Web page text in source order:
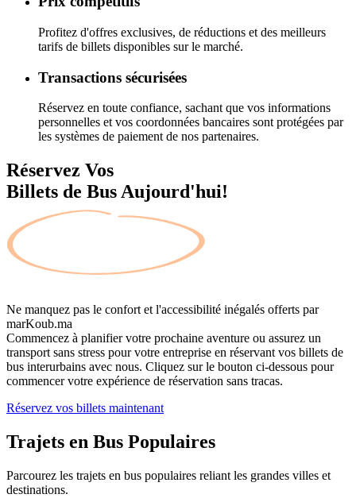
Profitez d'offres exclusives, de réductions et des meilleurs
tarifs de billets disponibles sur le marché.
Transactions sécurisées
Réservez en toute confiance, sachant que vos informations
personnelles et vos coordonnées bancaires sont protégées par
les systèmes de paiement de nos partenaires.
Réservez Vos
Billets de Bus Aujourd'hui!
Ne manquez pas le confort et l'accessibilité inégalés offerts par
marKoub.ma
Commencez à planifier votre prochaine aventure ou assurez un
transport sans stress pour votre entreprise en réservant vos billets de
bus interurbains avec nous. Cliquez sur le bouton ci-dessous pour
commencer votre expérience de réservation sans tracas.
Réservez vos billets maintenant
Trajets en Bus Populaires
Parcourez les trajets en bus populaires reliant les grandes villes et
destinations.